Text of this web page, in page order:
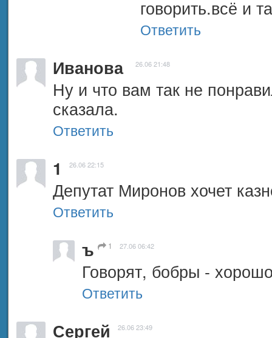
говорить.всё и
Ответить
Иванова 26.06 21:48
Ну и что вам так не
сказала.
Ответить
1 26.06 22:15
Депутат Миронов хочет
Ответить
ъ 1 27.06 06:42
Говорят, бобры -
Ответить
Сергей 26.06 23:49